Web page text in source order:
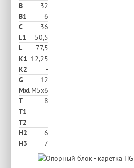
В
32
B1
6
C
36
L1
50,5
L
77,5
K1 12,25
K2
-
G
12
Mxl M5x6
T
8
T1
T2
H2
6
Н3
7